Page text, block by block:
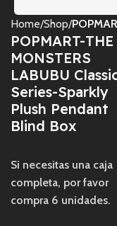
Home Shop
POPMART-THE
MONSTERS
LABUBU
Series-Sparkly
Plush Pendant
Blind Box
Si necesitas una caja
completa, por favor
compra 6 unidades.